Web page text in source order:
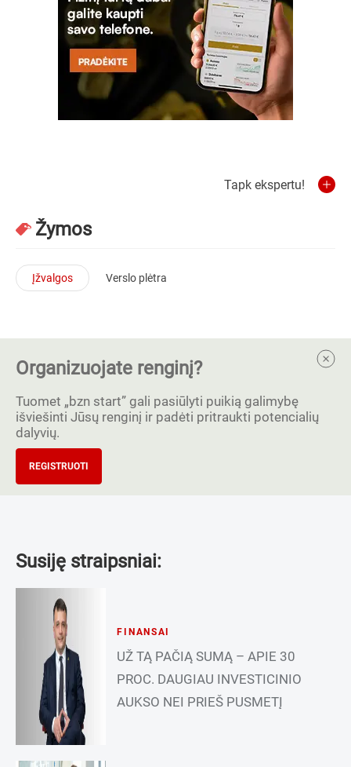
Tapk ekspertu!
Žymos
Įžvalgos Verslo plėtra
Organizuojate renginį?
Tuomet „bzn start” gali pasiūlyti puikią galimybę
išviešinti Jūsų renginį ir padėti pritraukti potencialių
dalyvių.
REGISTRUOTI
Susiję straipsniai:
FINANSAI
UŽ TĄ PAČIĄ SUMĄ – APIE 30
PROC. DAUGIAU INVESTICINIO
AUKSO NEI PRIEŠ PUSMETĮ